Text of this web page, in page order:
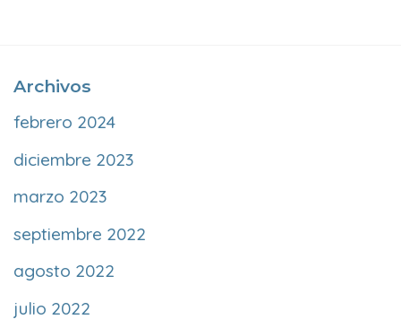
Archivos
febrero 2024
diciembre 2023
marzo 2023
septiembre 2022
agosto 2022
julio 2022